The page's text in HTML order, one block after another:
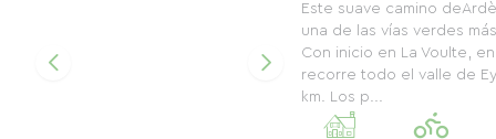
Este suave camino
una de las vías verdes
Con inicio en La Voulte,
recorre todo el valle de
km. Los p...